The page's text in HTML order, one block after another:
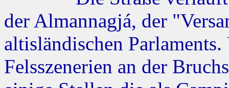
der Almannagjá, der
altisländischen
Felsszenerien an der